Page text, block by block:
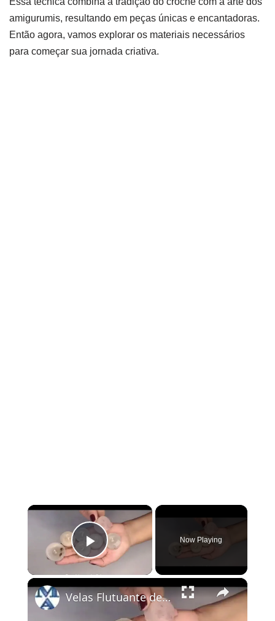
amigurumis, resultando em peças únicas e encantadoras.
Então agora, vamos explorar os materiais necessários
para começar sua jornada criativa.
×
Play Video
Now Playing
×
Velas Flutuante decorada - Como fazer